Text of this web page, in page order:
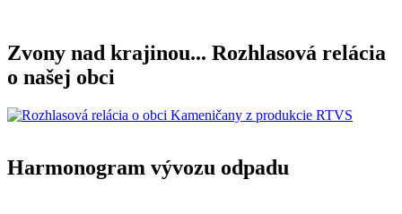
Zvony nad krajinou... Rozhlasová relácia
o našej obci
Harmonogram vývozu odpadu